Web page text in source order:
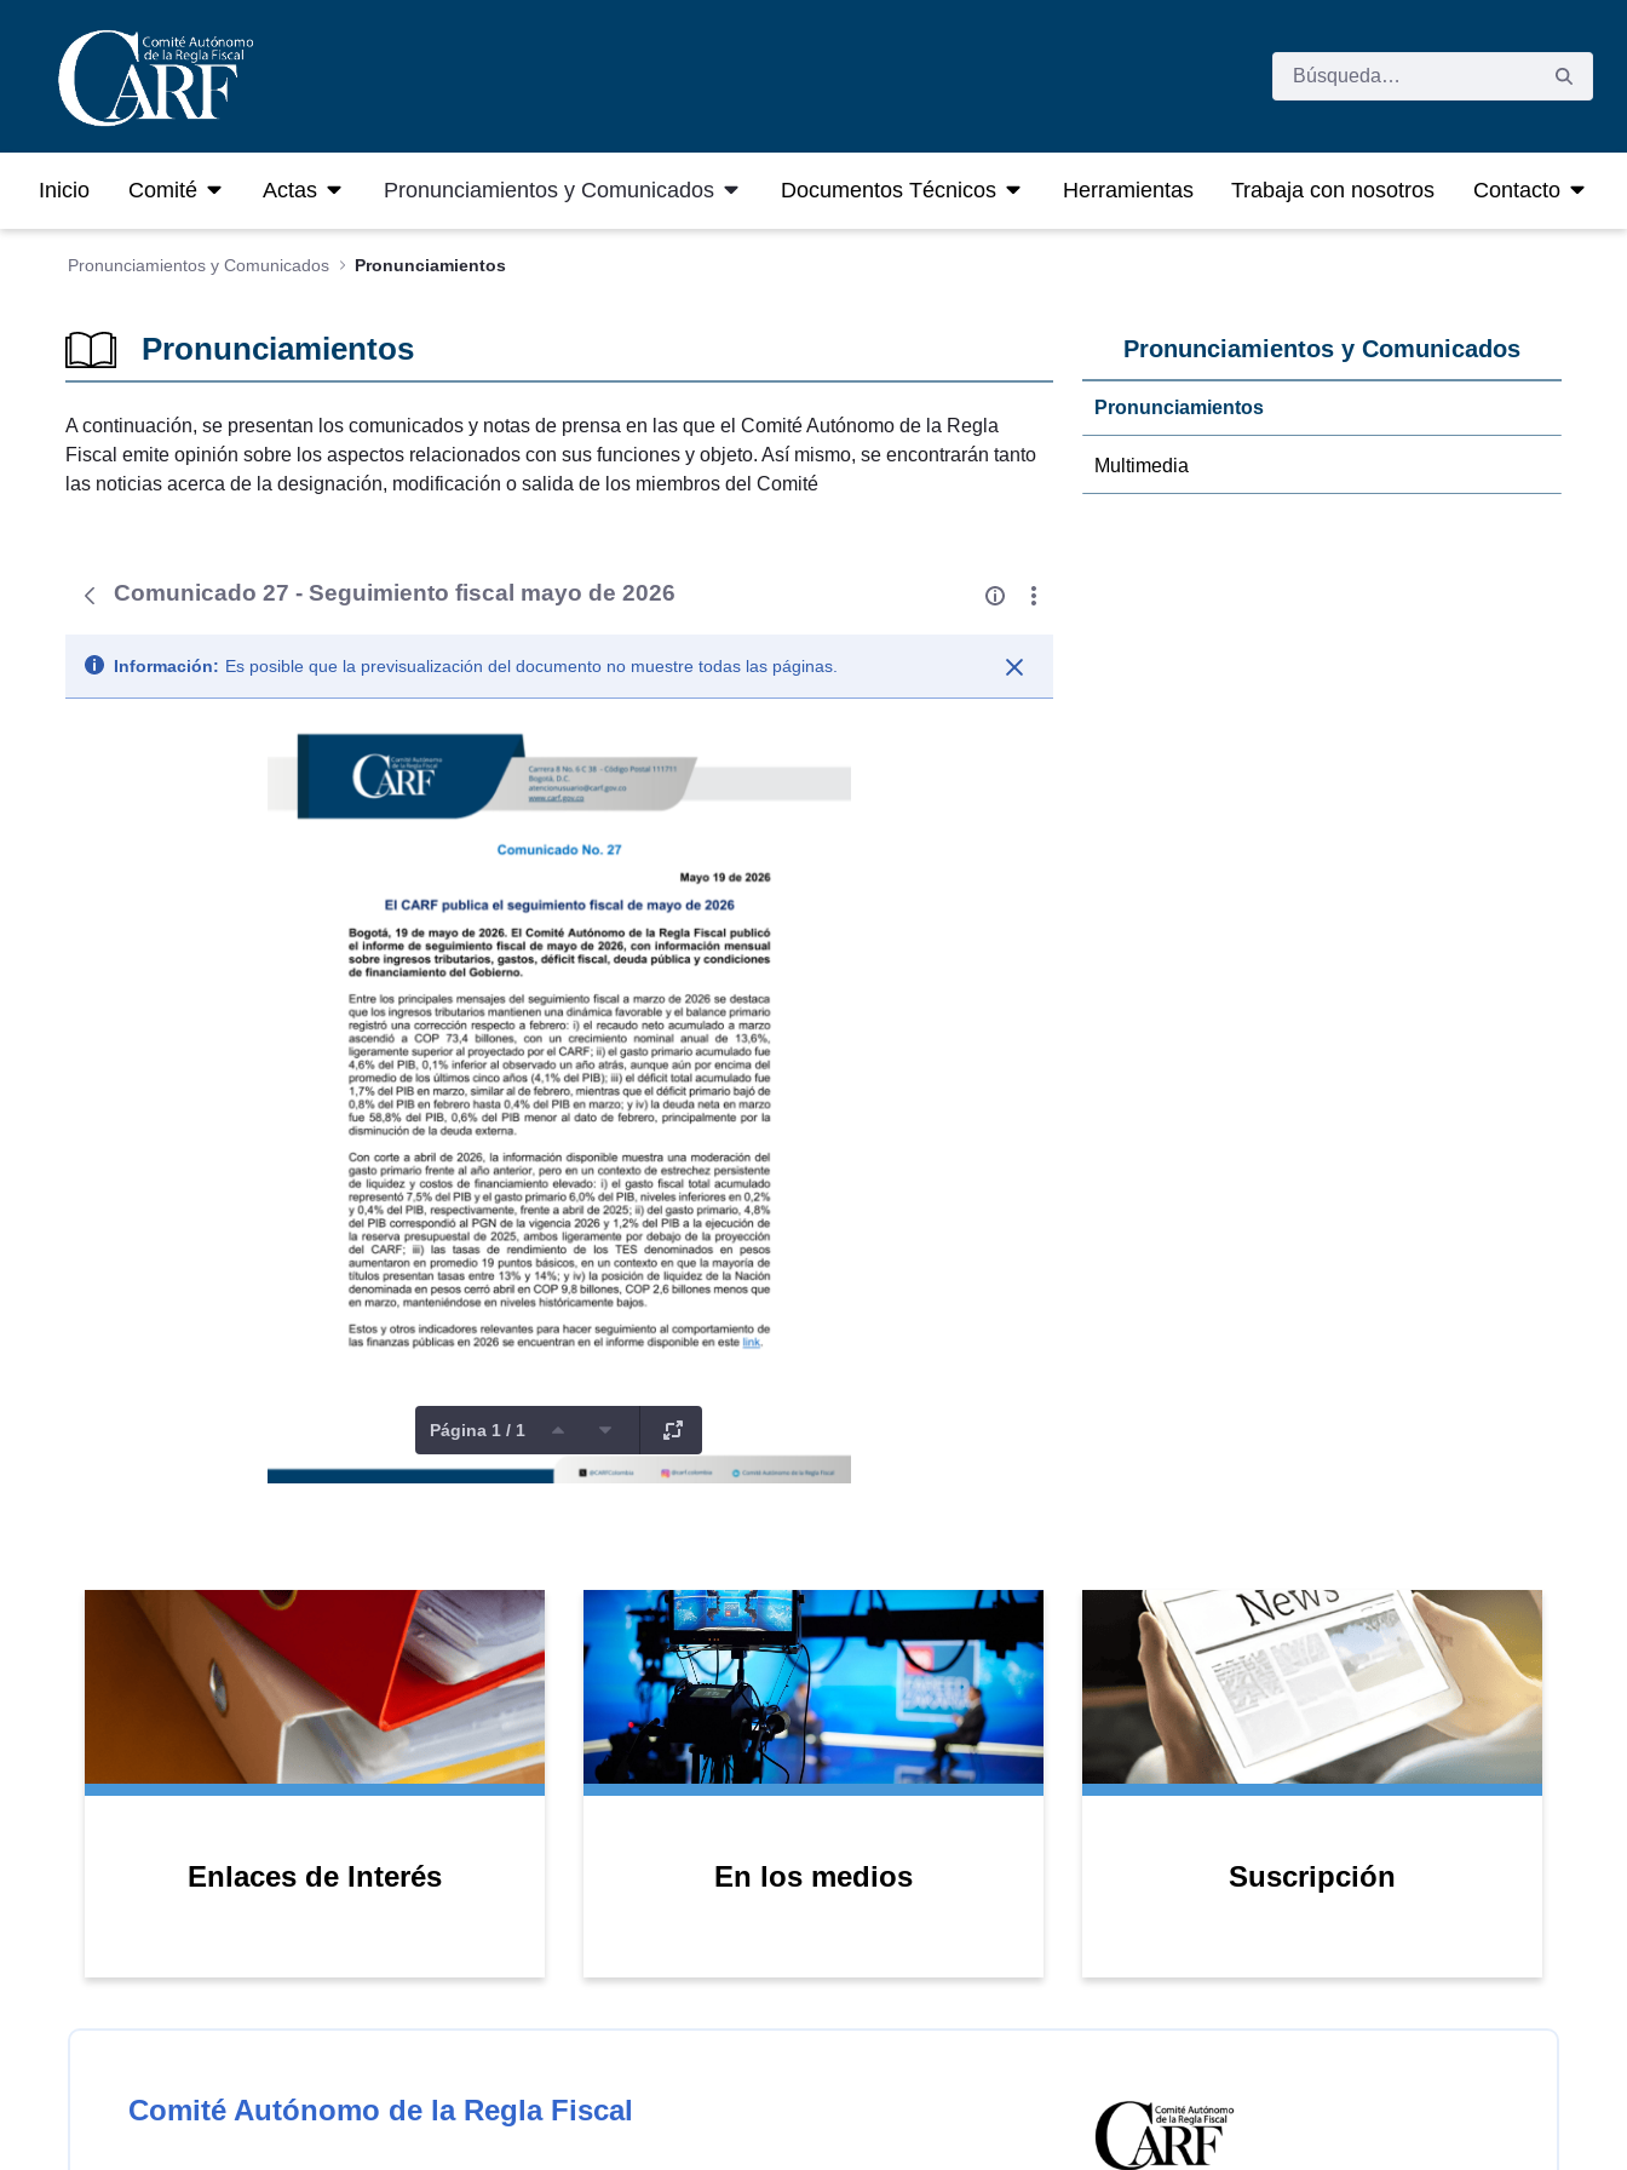
Inicio Comité Actas Pronunciamientos y Comunicados Documentos Técnicos Herramientas Trabaja con nosotros Contacto
Pronunciamientos y Comunicados Pronunciamientos
Pronunciamientos
A continuación, se presentan los comunicados y notas de prensa en las que el Comité Autónomo de la Regla
Fiscal emite opinión sobre los aspectos relacionados con sus funciones y objeto. Así mismo, se encontrarán tanto
las noticias acerca de la designación, modificación o salida de los miembros del Comité
Comunicado 27 - Seguimiento fiscal mayo de 2026
Información: Es posible que la previsualización del documento no muestre todas las páginas.
Página 1 / 1
Pronunciamientos y Comunicados
Pronunciamientos
Multimedia
Enlaces de Interés En los medios Suscripción
Comité Autónomo de la Regla Fiscal